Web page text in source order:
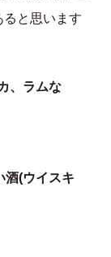
と思います
、ラムな
酒(ウイスキ